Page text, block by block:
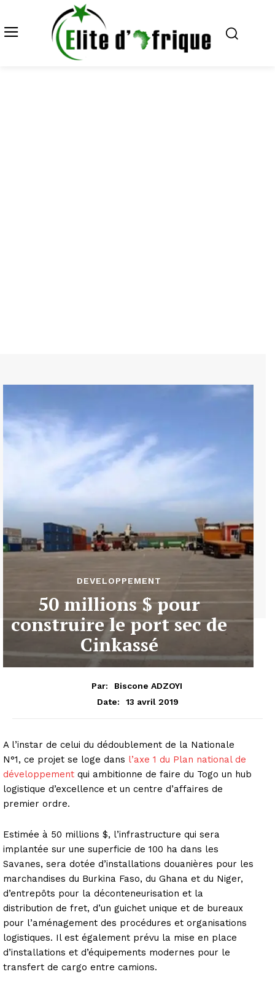
DEVELOPPEMENT
50 millions $ pour
construire le port sec de
Cinkassé
Par:
Biscone ADZOYI
Date:
13 avril 2019
A l’instar de celui du dédoublement de la Nationale
N°1, ce projet se loge dans l’axe 1 du Plan national de
développement qui ambitionne de faire du Togo un hub
logistique d’excellence et un centre d’affaires de
premier ordre.
Estimée à 50 millions $, l’infrastructure qui sera
implantée sur une superficie de 100 ha dans les
Savanes, sera dotée d’installations douanières pour les
marchandises du Burkina Faso, du Ghana et du Niger,
d’entrepôts pour la déconteneurisation et la
distribution de fret, d’un guichet unique et de bureaux
pour l’aménagement des procédures et organisations
logistiques. Il est également prévu la mise en place
d’installations et d’équipements modernes pour le
transfert de cargo entre camions.